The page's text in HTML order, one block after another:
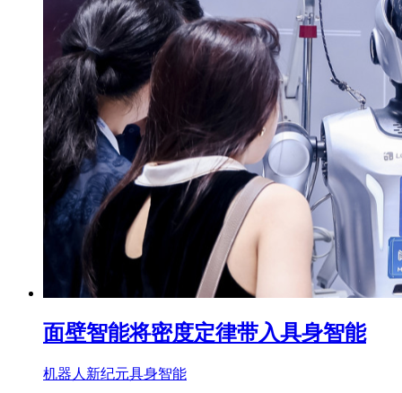
面壁智能将密度定律带入具身智能
机器人新纪元具身智能